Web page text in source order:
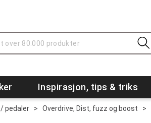
Inspirasjon, tips & triks
pedaler > Overdrive, Dist, fuzz og boost >